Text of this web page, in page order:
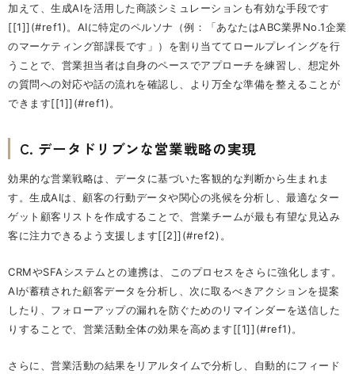
加えて、生成AIを活用した商談シミュレーションも有効な手段です
[[1]](#ref1)。AIに特定のペルソナ（例：「あなたはABC業界No.1企業
のマーケティング部課長です」）を割り当ててロールプレイングを行
うことで、営業担当者は自身のペースでアプローチを練習し、想定外
の質問への対応や話の流れを確認し、より万全な準備を整えることが
できます[[1]](#ref1)。
C. データドリブンな営業戦略の実現
効果的な営業戦略は、データに基づいた客観的な判断から生まれま
す。生成AIは、顧客の行動データや関心の兆候を分析し、最適なター
ゲット顧客リストを作成することで、営業チームが最も有望な見込み
客に注力できるよう支援します[[2]](#ref2)。
CRMやSFAシステムとの連携は、このプロセスをさらに強化します。
AIが蓄積された顧客データを分析し、次に取るべきアクションを提案
したり、フォローアップの漏れを防ぐためのリマインダーを送信した
りすることで、営業活動全体の効果を高めます[[1]](#ref1)。
さらに、営業活動の結果をリアルタイムで分析し、自動的にフィード